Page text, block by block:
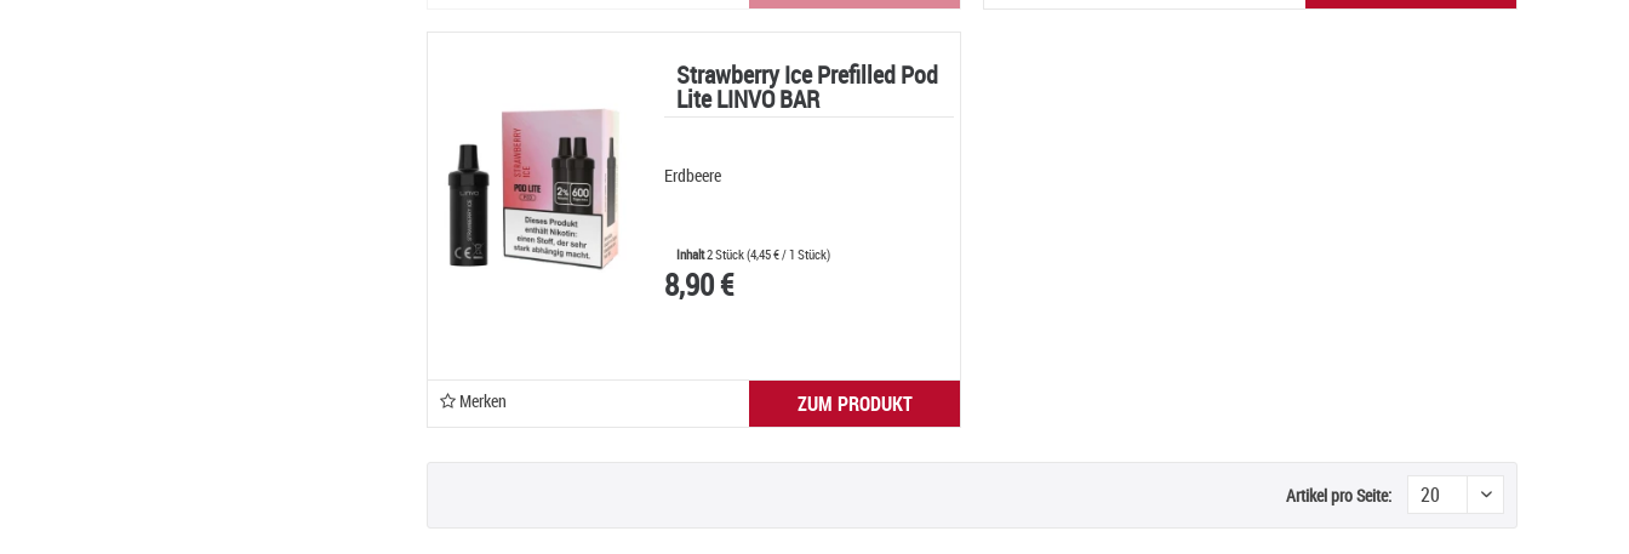
Strawberry Ice Prefilled Pod
Lite LINVO BAR
Erdbeere
Inhalt2 Stück(4,45 €/ 1 Stück)
8,90 €
ZUM PRODUKT
Merken
Artikel pro Seite: